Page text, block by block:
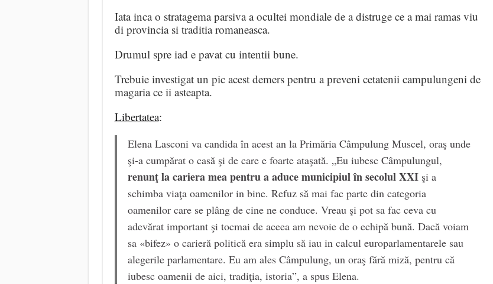
Iata inca o stratagema parsiva a ocultei mondiale de a distruge ce a mai ramas viu
di provincia si traditia romaneasca.
Drumul spre iad e pavat cu intentii bune.
Trebuie investigat un pic acest demers pentru a preveni cetatenii campulungeni de
magaria ce ii asteapta.
Libertatea:
Elena Lasconi va candida în acest an la Primăria Câmpulung Muscel, oraş unde
şi-a cumpărat o casă şi de care e foarte ataşată. „Eu iubesc Câmpulungul,
renunţ la cariera mea pentru a aduce municipiul în secolul XXIşi a
schimba viaţa oamenilor in bine. Refuz să mai fac parte din categoria
oamenilor care se plâng de cine ne conduce. Vreau şi pot sa fac ceva cu
adevărat important şi tocmai de aceea am nevoie de o echipă bună. Dacă voiam
sa «bifez» o carieră politică era simplu să iau in calcul europarlamentarele sau
alegerile parlamentare. Eu am ales Câmpulung, un oraş fără miză, pentru că
iubesc oamenii de aici, tradiţia, istoria”, a spus Elena.